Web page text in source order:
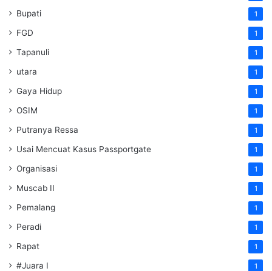
Bupati 1
FGD 1
Tapanuli 1
utara 1
Gaya Hidup 1
OSIM 1
Putranya Ressa 1
Usai Mencuat Kasus Passportgate 1
Organisasi 1
Muscab II 1
Pemalang 1
Peradi 1
Rapat 1
#Juara I 1